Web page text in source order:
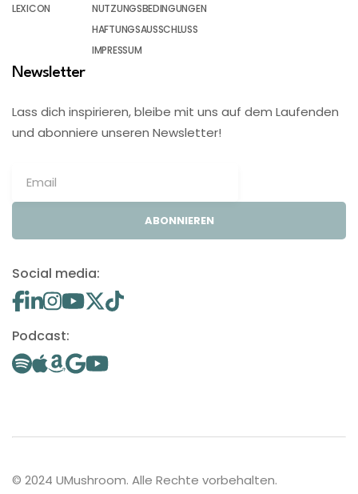
LEXICON
NUTZUNGSBEDINGUNGEN
HAFTUNGSAUSSCHLUSS
IMPRESSUM
Newsletter
Lass dich inspirieren, bleibe mit uns auf dem Laufenden
und abonniere unseren Newsletter!
ABONNIEREN
Social media:
Podcast:
© 2024 UMushroom. Alle Rechte vorbehalten.